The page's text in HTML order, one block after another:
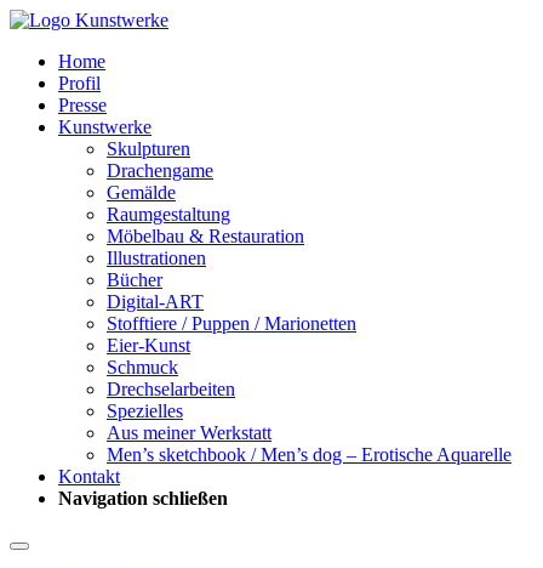
Home
Profil
Presse
Kunstwerke
Skulpturen
Drachengame
Gemälde
Raumgestaltung
Möbelbau & Restauration
Illustrationen
Bücher
Digital-ART
Stofftiere / Puppen / Marionetten
Eier-Kunst
Schmuck
Drechselarbeiten
Spezielles
Aus meiner Werkstatt
Men’s sketchbook / Men’s dog – Erotische Aquarelle
Kontakt
Navigation schließen